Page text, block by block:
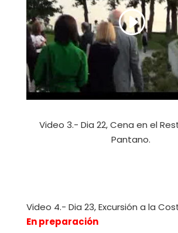
Video 3.- Dia 22, Cena en el
Pantano.
Video 4.- Dia 23, Excursión a la
En preparación